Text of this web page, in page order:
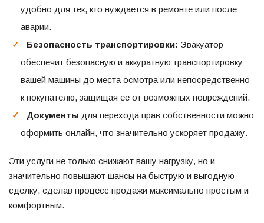
удобно для тек, кто нуждается в ремонте или после
аварии.
Безопасность транспортировки: Эвакуатор
обеспечит безопасную и аккуратную транспортировку
вашей машины до места осмотра или непосредственно
к покупателю, защищая её от возможных повреждений.
Документы для перехода прав собственности можно
оформить онлайн, что значительно ускоряет продажу.
Эти услуги не только снижают вашу нагрузку, но и
значительно повышают шансы на быструю и выгодную
сделку, сделав процесс продажи максимально простым и
комфортным.